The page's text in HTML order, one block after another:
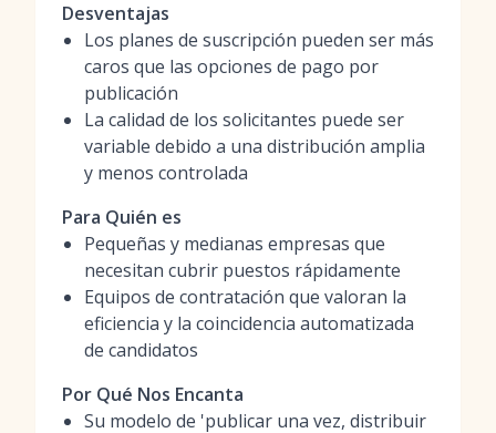
Desventajas
Los planes de suscripción pueden ser más
caros que las opciones de pago por
publicación
La calidad de los solicitantes puede ser
variable debido a una distribución amplia
y menos controlada
Para Quién es
Pequeñas y medianas empresas que
necesitan cubrir puestos rápidamente
Equipos de contratación que valoran la
eficiencia y la coincidencia automatizada
de candidatos
Por Qué Nos Encanta
Su modelo de 'publicar una vez, distribuir